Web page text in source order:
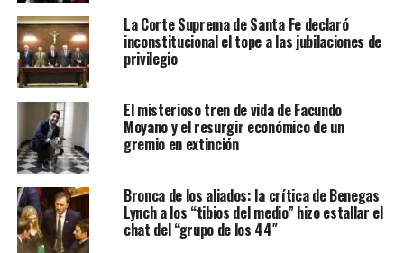
La Corte Suprema de Santa Fe declaró
inconstitucional el tope a las jubilaciones de
privilegio
El misterioso tren de vida de Facundo
Moyano y el resurgir económico de un
gremio en extinción
Bronca de los aliados: la crítica de Benegas
Lynch a los “tibios del medio” hizo estallar el
chat del “grupo de los 44″